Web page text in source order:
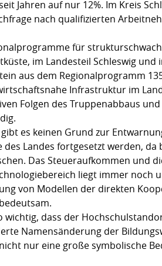
Jahren auf nur 12%. Im Kreis
nach qualifizierten
für
im Landesteil Schleswig
aus dem Regionalprogramm
Infrastruktur im
Folgen des Truppenabbaus
es keinen Grund zur
Landes fortgesetzt werden,
Das Steueraufkommen und
liegt immer noch
von Modellen der direkten
wichtig, dass der
Namensänderung der
nur eine große symbolische